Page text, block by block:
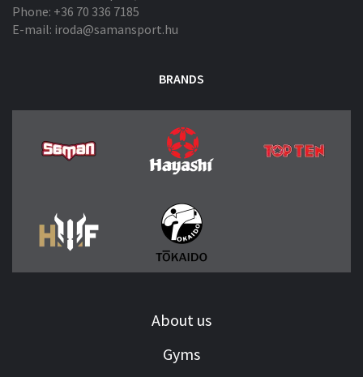
Phone: +36 70 336 7185
E-mail: iroda@samansport.hu
BRANDS
About us
Gyms